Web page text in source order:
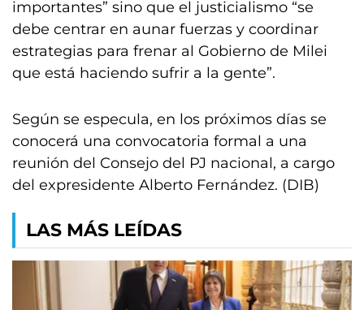
importantes” sino que el justicialismo “se
debe centrar en aunar fuerzas y coordinar
estrategias para frenar al Gobierno de Milei
que está haciendo sufrir a la gente”.
Según se especula, en los próximos días se
conocerá una convocatoria formal a una
reunión del Consejo del PJ nacional, a cargo
del expresidente Alberto Fernández. (DIB)
LAS MÁS LEÍDAS